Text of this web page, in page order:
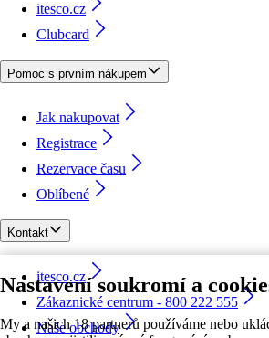
Nastavení soukromí a
My a našich 18 partnerů používáme nebo
itesco.cz
Clubcard
Pomoc s prvním nákupem
Jak nakupovat
Registrace
Rezervace času
Oblíbené
Kontakt
itesco.cz
Zákaznické centrum - 800 222 555
Naše obchody